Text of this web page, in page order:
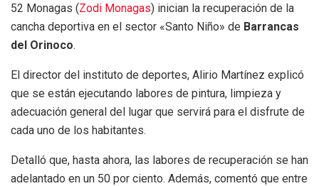
52 Monagas (Zodi Monagas) inician la recuperación de la
cancha deportiva en el sector «Santo Niño» de Barrancas
del Orinoco.
El director del instituto de deportes, Alirio Martínez explicó
que se están ejecutando labores de pintura, limpieza y
adecuación general del lugar que servirá para el disfrute de
cada uno de los habitantes.
Detalló que, hasta ahora, las labores de recuperación se han
adelantado en un 50 por ciento. Además, comentó que entre